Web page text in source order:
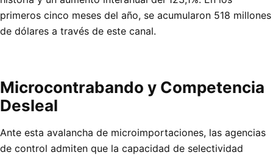
primeros cinco meses del año, se acumularon 518 millones
de dólares a través de este canal.
Microcontrabando y Competencia
Desleal
Ante esta avalancha de microimportaciones, las agencias
de control admiten que la capacidad de selectividad